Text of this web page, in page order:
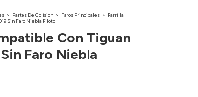
> Partes De Colision > Faros Principales > Parrilla
Sin Faro Niebla Piloto
Con Tiguan
Faro Niebla